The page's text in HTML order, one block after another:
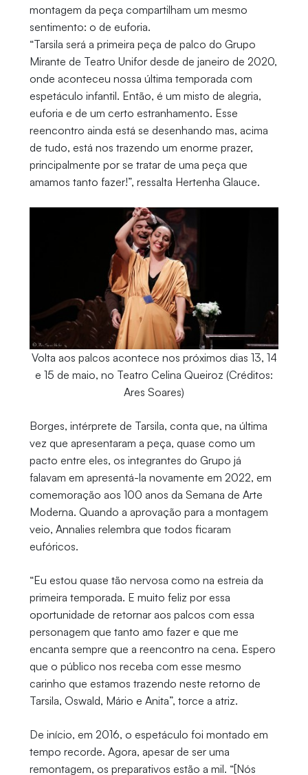
montagem da peça compartilham um mesmo
sentimento: o de euforia.
“Tarsila será a primeira peça de palco do Grupo
Mirante de Teatro Unifor desde de janeiro de 2020,
onde aconteceu nossa última temporada com
espetáculo infantil. Então, é um misto de alegria,
euforia e de um certo estranhamento. Esse
reencontro ainda está se desenhando mas, acima
de tudo, está nos trazendo um enorme prazer,
principalmente por se tratar de uma peça que
amamos tanto fazer!”, ressalta Hertenha Glauce.
Volta aos palcos acontece nos próximos dias 13, 14
e 15 de maio, no Teatro Celina Queiroz (Créditos:
Ares Soares)
Borges, intérprete de Tarsila, conta que, na última
vez que apresentaram a peça, quase como um
pacto entre eles, os integrantes do Grupo já
falavam em apresentá-la novamente em 2022, em
comemoração aos 100 anos da Semana de Arte
Moderna. Quando a aprovação para a montagem
veio, Annalies relembra que todos ficaram
eufóricos.
“Eu estou quase tão nervosa como na estreia da
primeira temporada. E muito feliz por essa
oportunidade de retornar aos palcos com essa
personagem que tanto amo fazer e que me
encanta sempre que a reencontro na cena. Espero
que o público nos receba com esse mesmo
carinho que estamos trazendo neste retorno de
Tarsila, Oswald, Mário e Anita”, torce a atriz.
De início, em 2016, o espetáculo foi montado em
tempo recorde. Agora, apesar de ser uma
remontagem, os preparativos estão a mil. “[Nós